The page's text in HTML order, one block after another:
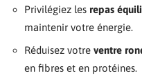
Privilégiez les repas
maintenir votre énergie.
Réduisez votre ventre
en fibres et en protéines.